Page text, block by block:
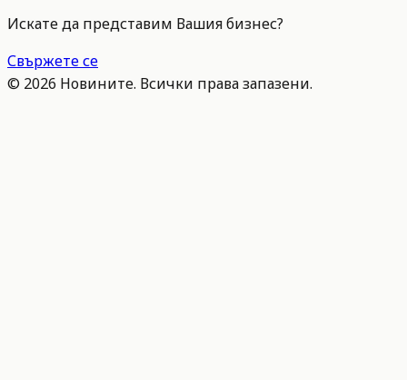
Искате да представим Вашия бизнес?
Свържете се
© 2026 Новините. Всички права запазени.